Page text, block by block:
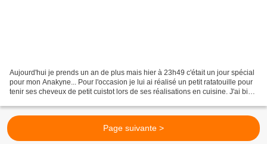
Aujourd'hui je prends un an de plus mais hier à 23h49 c'était un jour spécial
pour mon Anakyne... Pour l'occasion je lui ai réalisé un petit ratatouille pour
tenir ses cheveux de petit cuistot lors de ses réalisations en cuisine. J'ai bien
Page suivante >